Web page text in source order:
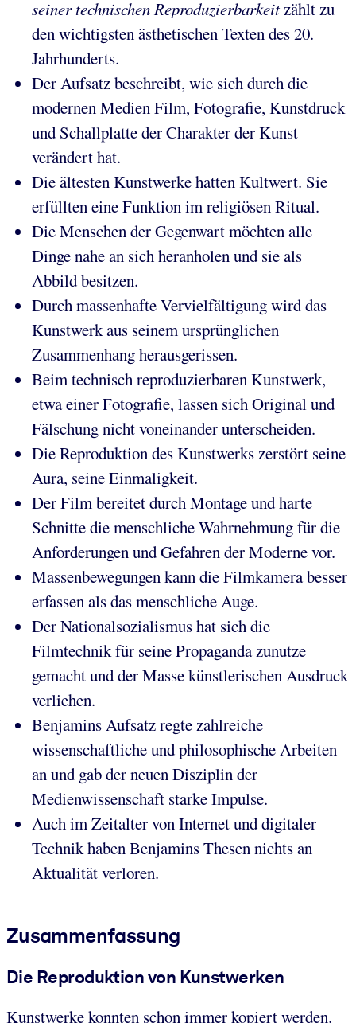
seiner technischen Reproduzierbarkeitzählt zu
den wichtigsten ästhetischen Texten des 20.
Jahrhunderts.
Der Aufsatz beschreibt, wie sich durch die
modernen Medien Film, Fotografie, Kunstdruck
und Schallplatte der Charakter der Kunst
verändert hat.
Die ältesten Kunstwerke hatten Kultwert. Sie
erfüllten eine Funktion im religiösen Ritual.
Die Menschen der Gegenwart möchten alle
Dinge nahe an sich heranholen und sie als
Abbild besitzen.
Durch massenhafte Vervielfältigung wird das
Kunstwerk aus seinem ursprünglichen
Zusammenhang herausgerissen.
Beim technisch reproduzierbaren Kunstwerk,
etwa einer Fotografie, lassen sich Original und
Fälschung nicht voneinander unterscheiden.
Die Reproduktion des Kunstwerks zerstört seine
Aura, seine Einmaligkeit.
Der Film bereitet durch Montage und harte
Schnitte die menschliche Wahrnehmung für die
Anforderungen und Gefahren der Moderne vor.
Massenbewegungen kann die Filmkamera besser
erfassen als das menschliche Auge.
Der Nationalsozialismus hat sich die
Filmtechnik für seine Propaganda zunutze
gemacht und der Masse künstlerischen Ausdruck
verliehen.
Benjamins Aufsatz regte zahlreiche
wissenschaftliche und philosophische Arbeiten
an und gab der neuen Disziplin der
Medienwissenschaft starke Impulse.
Auch im Zeitalter von Internet und digitaler
Technik haben Benjamins Thesen nichts an
Aktualität verloren.
Zusammenfassung
Die Reproduktion von Kunstwerken
Kunstwerke konnten schon immer kopiert werden.